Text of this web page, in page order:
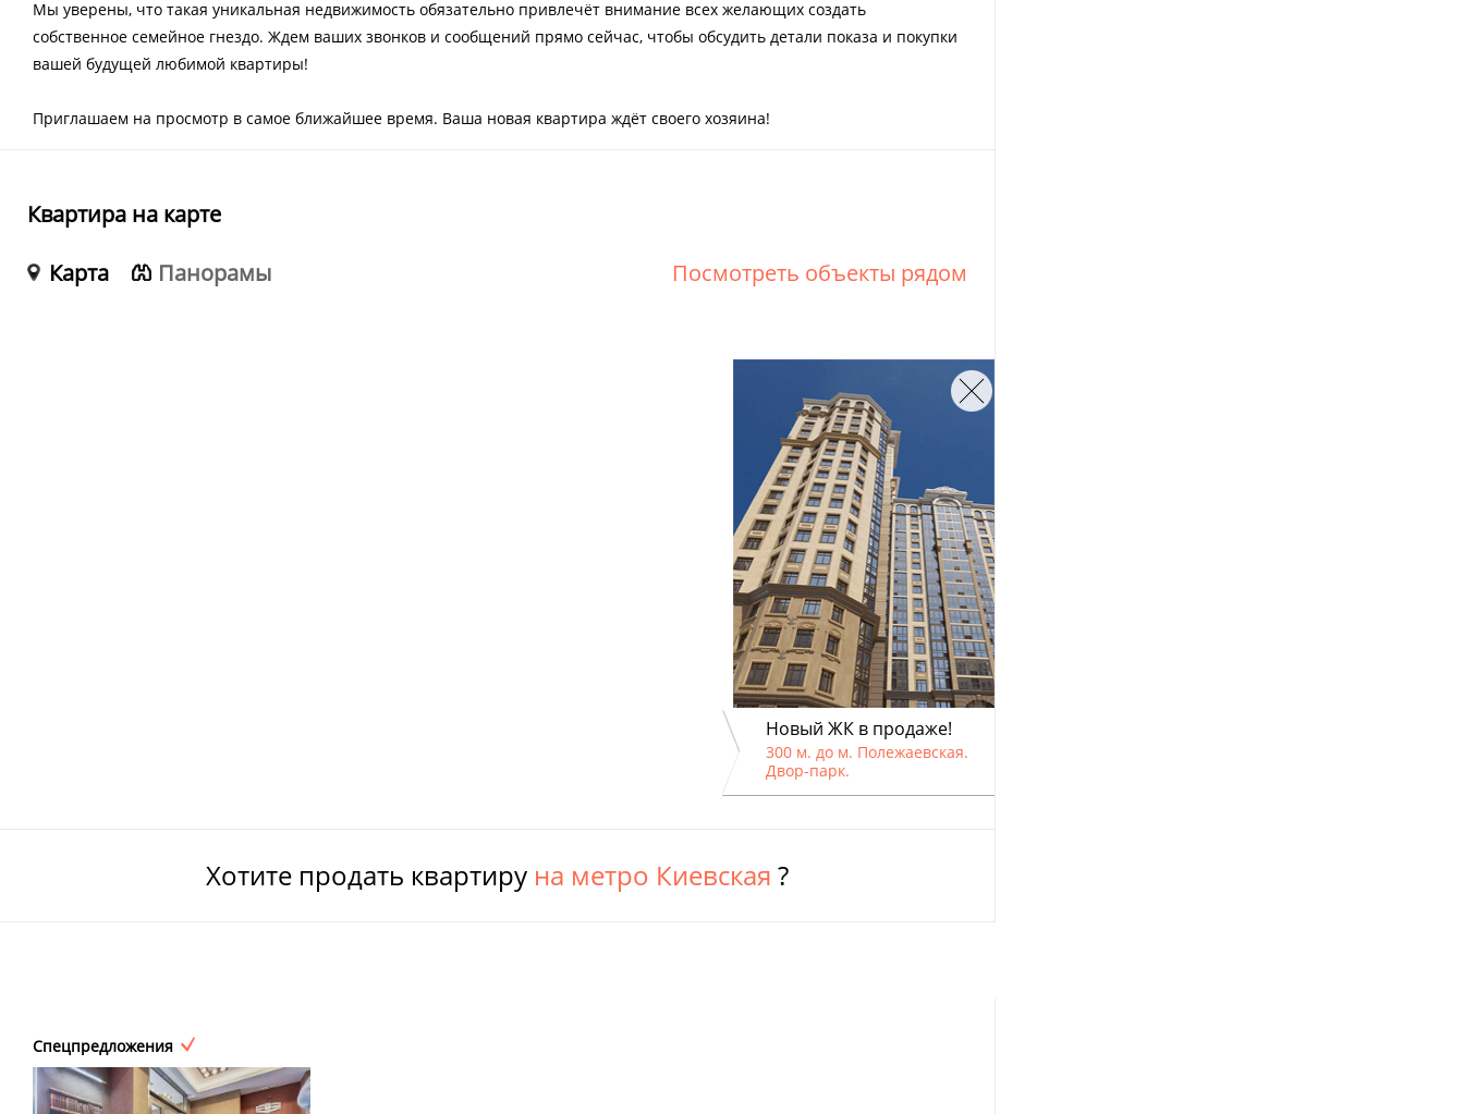
Мы уверены, что такая уникальная недвижимость обязательно привлечёт внимание всех желающих создать
собственное семейное гнездо. Ждем ваших звонков и сообщений прямо сейчас, чтобы обсудить детали показа и покупки
вашей будущей любимой квартиры!
Приглашаем на просмотр в самое ближайшее время. Ваша новая квартира ждёт своего хозяина!
Квартира на карте
Карта
Панорамы Посмотреть объекты рядом
Новый ЖК в продаже!
300 м. до м. Полежаевская.
Двор-парк.
Хотите продать квартиру на метро Киевская ?
Спецпредложения